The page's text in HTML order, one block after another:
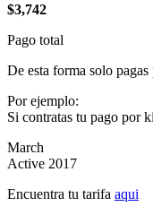
$3,742
Pago total
De esta forma solo
Por ejemplo:
Si contratas tu pago por
March
Active 2017
Encuentra tu tarifa aqui